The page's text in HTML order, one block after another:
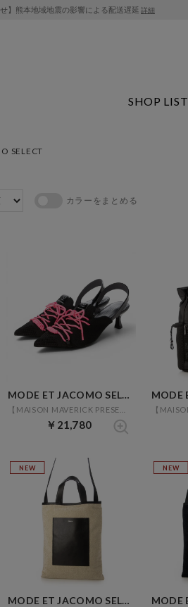
せ】熊本地域地震の影響による配送遅延 詳細
SHOP LIST
SELECT
カラーをまとめる
MODE ET JACOMO SELECT
￥21,780
NEW
MODE ET JACOMO SELECT
NEW